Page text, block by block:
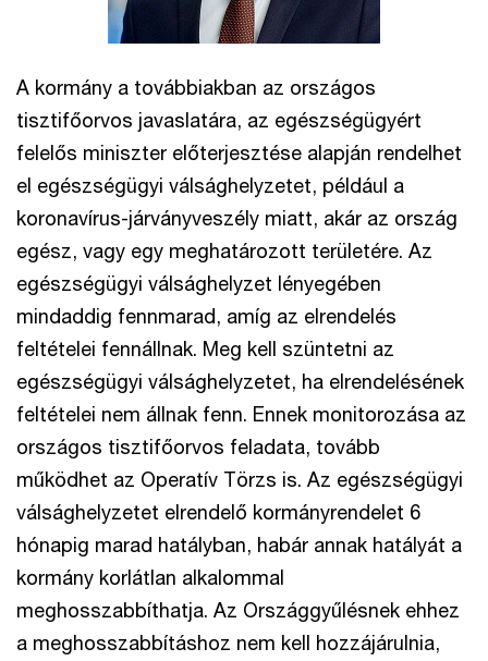
A kormány a továbbiakban az országos
tisztifőorvos javaslatára, az egészségügyért
felelős miniszter előterjesztése alapján rendelhet
el egészségügyi válsághelyzetet, például a
koronavírus-járványveszély miatt, akár az ország
egész, vagy egy meghatározott területére. Az
egészségügyi válsághelyzet lényegében
mindaddig fennmarad, amíg az elrendelés
feltételei fennállnak. Meg kell szüntetni az
egészségügyi válsághelyzetet, ha elrendelésének
feltételei nem állnak fenn. Ennek monitorozása az
országos tisztifőorvos feladata, tovább
működhet az Operatív Törzs is. Az egészségügyi
válsághelyzetet elrendelő kormányrendelet 6
hónapig marad hatályban, habár annak hatályát a
kormány korlátlan alkalommal
meghosszabbíthatja. Az Országgyűlésnek ehhez
a meghosszabbításhoz nem kell hozzájárulnia,